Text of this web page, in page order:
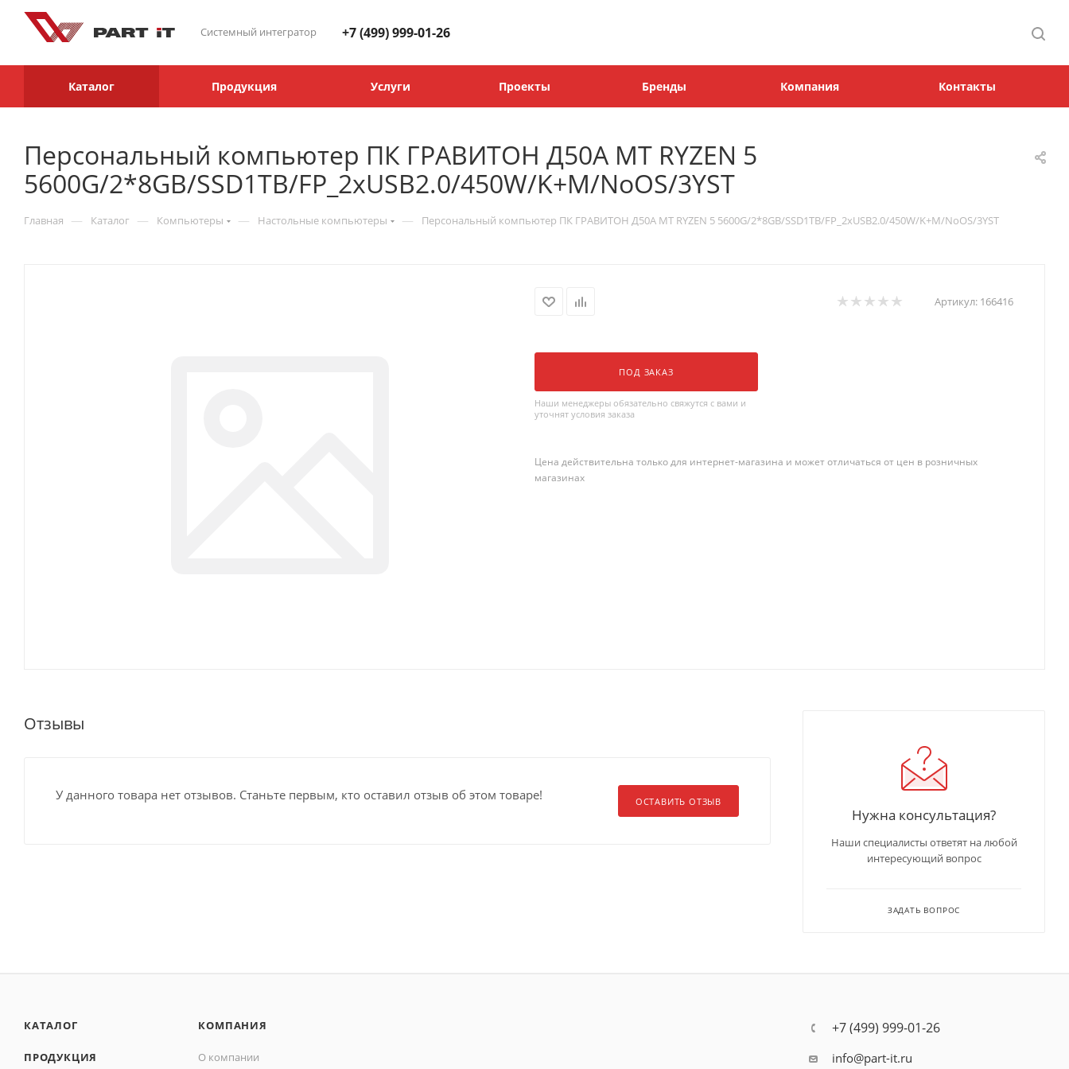
Системный интегратор +7 (499) 999-01-26
Каталог Продукция Услуги Проекты Бренды Компания Контакты
Персональный компьютер ПК ГРАВИТОН Д50А MT RYZEN 5
5600G/2*8GB/SSD1TB/FP_2xUSB2.0/450W/K+M/NoOS/3YST
Главная — Каталог — Компьютеры — Настольные компьютеры — Персональный компьютер ПК ГРАВИТОН Д50А MT RYZEN 5 5600G/2*8GB/SSD1TB/FP_2xUSB2.0/450W/K+M/NoOS/3YST
Артикул: 166416
ПОД ЗАКАЗ
Наши менеджеры обязательно свяжутся с вами и
уточнят условия заказа
Цена действительна только для интернет-магазина и может отличаться от цен в розничных
магазинах
Отзывы
ОСТАВИТЬ ОТЗЫВ
У данного товара нет отзывов. Станьте первым, кто оставил отзыв об этом товаре!
Нужна консультация?
Наши специалисты ответят на любой
интересующий вопрос
ЗАДАТЬ ВОПРОС
КАТАЛОГ
ПРОДУКЦИЯ
КОМПАНИЯ
О компании
+7 (499) 999-01-26
info@part-it.ru